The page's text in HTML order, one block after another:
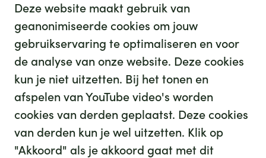
Deze website maakt gebruik van
geanonimiseerde cookies om jouw
gebruikservaring te optimaliseren en voor
de analyse van onze website. Deze cookies
kun je niet uitzetten. Bij het tonen en
afspelen van YouTube video's worden
cookies van derden geplaatst. Deze cookies
van derden kun je wel uitzetten. Klik op
"Akkoord" als je akkoord gaat met dit
GHZ